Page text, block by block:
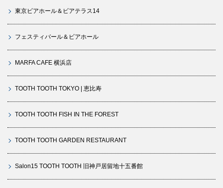
東京ビアホール＆ビアテラス14
フェスティバール＆ビアホール
MARFA CAFE 横浜店
TOOTH TOOTH TOKYO | 恵比寿
TOOTH TOOTH FISH IN THE FOREST
TOOTH TOOTH GARDEN RESTAURANT
Salon15 TOOTH TOOTH 旧神戸居留地十五番館